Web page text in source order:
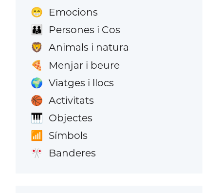
😁 Emocions
👪 Persones i Cos
🦁 Animals i natura
🍕 Menjar i beure
🌍 Viatges i llocs
🏀 Activitats
🎹 Objectes
📶 Símbols
🎌 Banderes